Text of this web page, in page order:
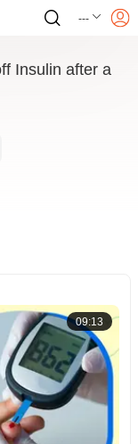
---
Insulin after a
09:13